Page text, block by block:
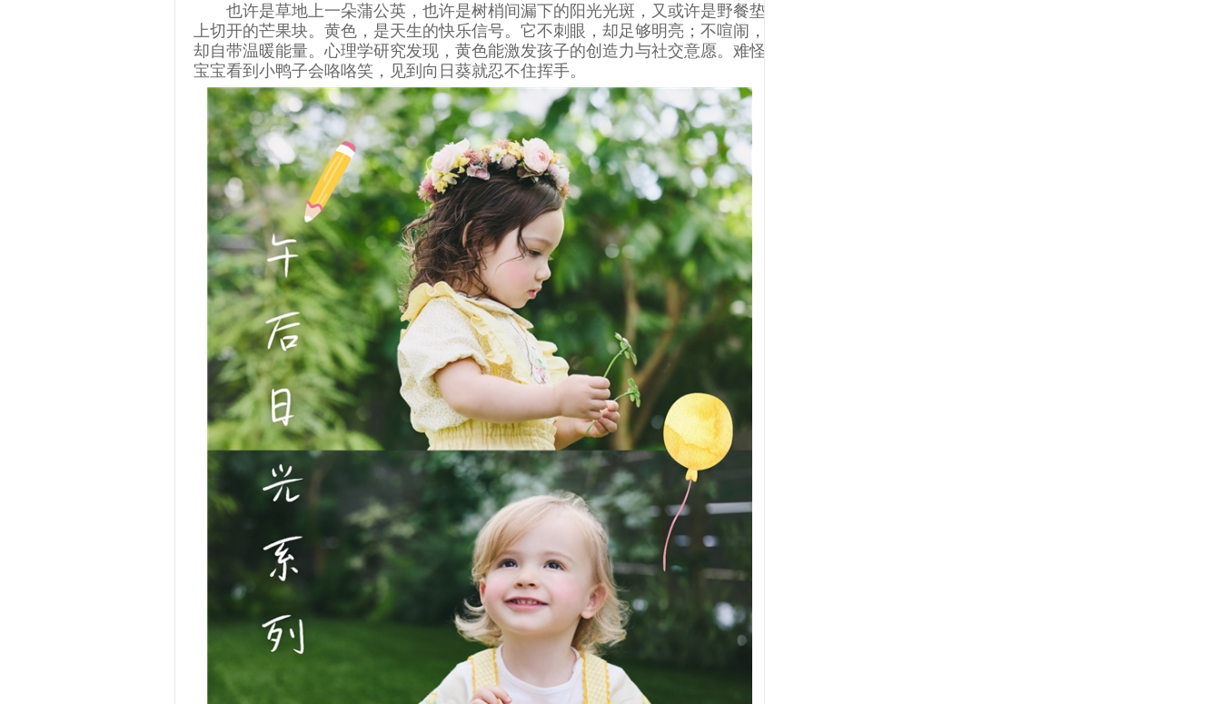
也许是草地上一朵蒲公英，也许是树梢间漏下的阳光光斑，又或许是野餐垫
上切开的芒果块。黄色，是天生的快乐信号。它不刺眼，却足够明亮；不喧闹，
却自带温暖能量。心理学研究发现，黄色能激发孩子的创造力与社交意愿。难怪
宝宝看到小鸭子会咯咯笑，见到向日葵就忍不住挥手。